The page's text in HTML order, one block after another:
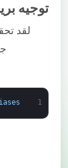
توجيه
لقد
1